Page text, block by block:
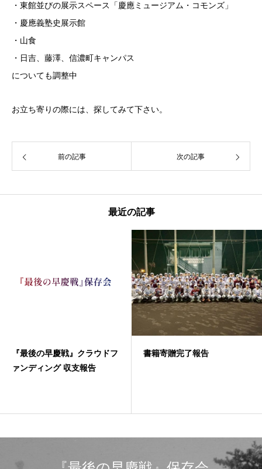
・東館並びの展示スペース「慶應ミュージアム・コモンズ」
・慶應義塾史展示館
・山食
・日吉、藤澤、信濃町キャンパス
についても調整中
お立ち寄りの際には、探してみて下さい。
前の記事 次の記事
最近の記事
『最後の早慶戦』クラウドフ
ァンディング 収支報告
書籍寄贈完了報告